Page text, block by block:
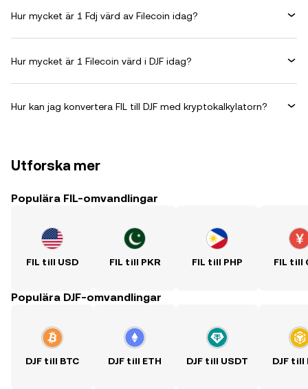
Hur mycket är 1 Fdj värd av Filecoin idag?
Hur mycket är 1 Filecoin värd i DJF idag?
Hur kan jag konvertera FIL till DJF med kryptokalkylatorn?
Utforska mer
Populära FIL-omvandlingar
FIL till USD FIL till PKR FIL till PHP FIL till
Populära DJF-omvandlingar
DJF till BTC DJF till ETH DJF till USDT DJF till